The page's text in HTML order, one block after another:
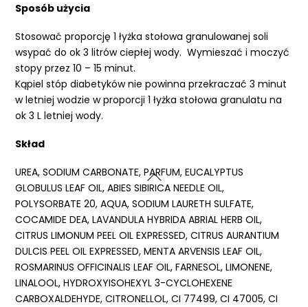
Sposób użycia
Stosować proporcję 1 łyżka stołowa granulowanej soli
wsypać do ok 3 litrów ciepłej wody. Wymieszać i moczyć
stopy przez 10 – 15 minut.
Kąpiel stóp diabetyków nie powinna przekraczać 3 minut
w letniej wodzie w proporcji 1 łyżka stołowa granulatu na
ok 3 L letniej wody.
Skład
UREA, SODIUM CARBONATE, PARFUM, EUCALYPTUS
GLOBULUS LEAF OIL, ABIES SIBIRICA NEEDLE OIL,
POLYSORBATE 20, AQUA, SODIUM LAURETH SULFATE,
COCAMIDE DEA, LAVANDULA HYBRIDA ABRIAL HERB OIL,
CITRUS LIMONUM PEEL OIL EXPRESSED, CITRUS AURANTIUM
DULCIS PEEL OIL EXPRESSED, MENTA ARVENSIS LEAF OIL,
ROSMARINUS OFFICINALIS LEAF OIL, FARNESOL, LIMONENE,
LINALOOL, HYDROXYISOHEXYL 3-CYCLOHEXENE
CARBOXALDEHYDE, CITRONELLOL, CI 77499, CI 47005, CI